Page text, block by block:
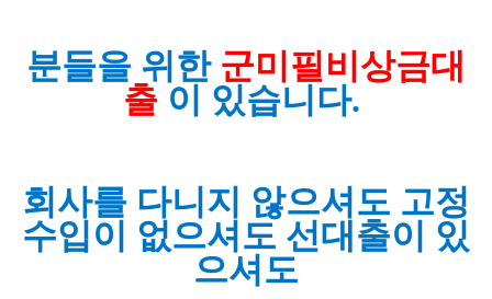
분들을 위한 군미필비상금대
출 이 있습니다.
회사를 다니지 않으셔도 고정
수입이 없으셔도 선대출이 있
으셔도